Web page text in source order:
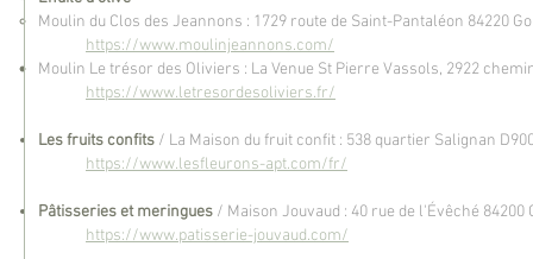
Moulin du Clos des Jeannons : 1729 route de Saint-Pantaléon 84220
https://www.moulinjeannons.com/
Moulin Le trésor des Oliviers : La Venue St Pierre Vassols, 2922
https://www.letresordesoliviers.fr/
Les fruits confits / La Maison du fruit confit : 538 quartier Salignan
https://www.lesfleurons-apt.com/fr/
Pâtisseries et meringues / Maison Jouvaud : 40 rue de l'Évêché
https://www.patisserie-jouvaud.com/